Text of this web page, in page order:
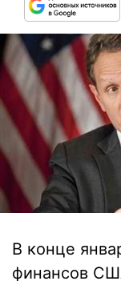
В конце
финансов